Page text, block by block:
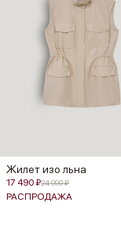
Жилет изо льна
17 490 ₽24 990 ₽
РАСПРОДАЖА